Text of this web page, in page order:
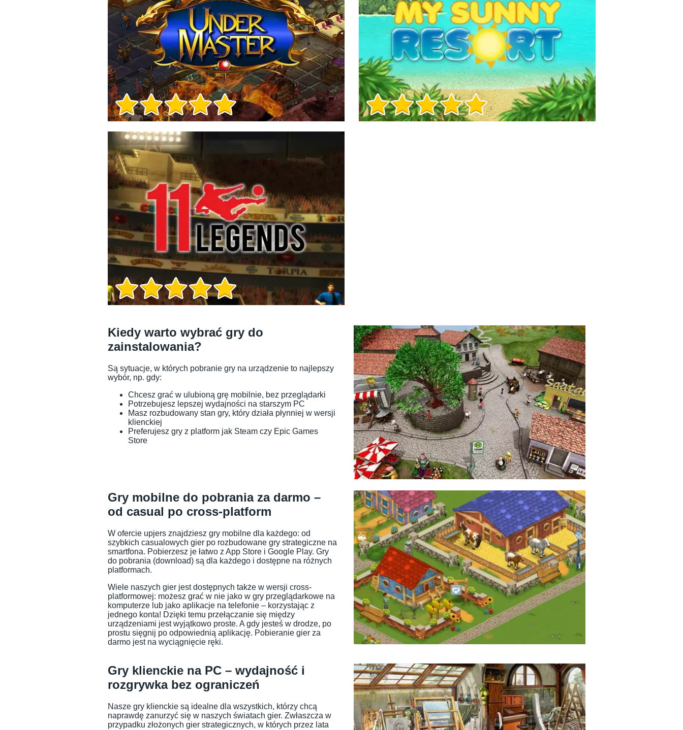
Informacje o grze
Informacje o grze
Informacje o grze
Kiedy warto wybrać gry do
zainstalowania?
Są sytuacje, w których pobranie gry na urządzenie to najlepszy
wybór, np. gdy:
Chcesz grać w ulubioną grę mobilnie, bez przeglądarki
Potrzebujesz lepszej wydajności na starszym PC
Masz rozbudowany stan gry, który działa płynniej w wersji
klienckiej
Preferujesz gry z platform jak Steam czy Epic Games
Store
Gry mobilne do pobrania za darmo –
od casual po cross-platform
W ofercie upjers znajdziesz gry mobilne dla każdego: od
szybkich casualowych gier po rozbudowane gry strategiczne na
smartfona. Pobierzesz je łatwo z App Store i Google Play. Gry
do pobrania (download) są dla każdego i dostępne na różnych
platformach.
Wiele naszych gier jest dostępnych także w wersji cross-
platformowej: możesz grać w nie jako w gry przeglądarkowe na
komputerze lub jako aplikacje na telefonie – korzystając z
jednego konta! Dzięki temu przełączanie się między
urządzeniami jest wyjątkowo proste. A gdy jesteś w drodze, po
prostu sięgnij po odpowiednią aplikację. Pobieranie gier za
darmo jest na wyciągnięcie ręki.
Gry klienckie na PC – wydajność i
rozgrywka bez ograniczeń
Nasze gry klienckie są idealne dla wszystkich, którzy chcą
naprawdę zanurzyć się w naszych światach gier. Zwłaszcza w
przypadku złożonych gier strategicznych, w których przez lata